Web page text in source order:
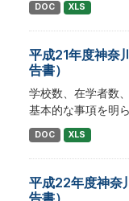
DOC XLS
平成21年度神奈
告書）
学校数、在学者数
基本的な事項を明
DOC XLS
平成22年度神奈
告書）